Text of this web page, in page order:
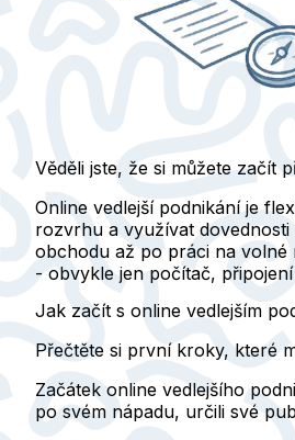
Věděli jste, že si můžete začít
Online vedlejší podnikání je
rozvrhu a využívat
obchodu až po práci na volné
- obvykle jen počítač,
Jak začít s online vedlejším
Přečtěte si první kroky, které
Začátek online vedlejšího
po svém nápadu, určili své